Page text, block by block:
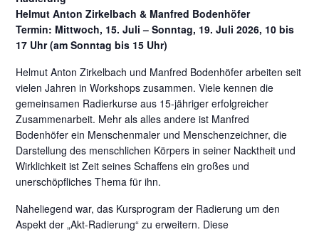
Helmut Anton Zirkelbach & Manfred Bodenhöfer
Termin: Mittwoch, 15. Juli – Sonntag, 19. Juli 2026, 10 bis
17 Uhr (am Sonntag bis 15 Uhr)
Helmut Anton Zirkelbach und Manfred Bodenhöfer arbeiten seit
vielen Jahren in Workshops zusammen. Viele kennen die
gemeinsamen Radierkurse aus 15-jähriger erfolgreicher
Zusammenarbeit. Mehr als alles andere ist Manfred
Bodenhöfer ein Menschenmaler und Menschenzeichner, die
Darstellung des menschlichen Körpers in seiner Nacktheit und
Wirklichkeit ist Zeit seines Schaffens ein großes und
unerschöpfliches Thema für ihn.
Naheliegend war, das Kursprogram der Radierung um den
Aspekt der „Akt-Radierung“ zu erweitern. Diese